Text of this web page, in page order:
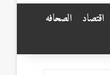
اقتصاد الصحافه